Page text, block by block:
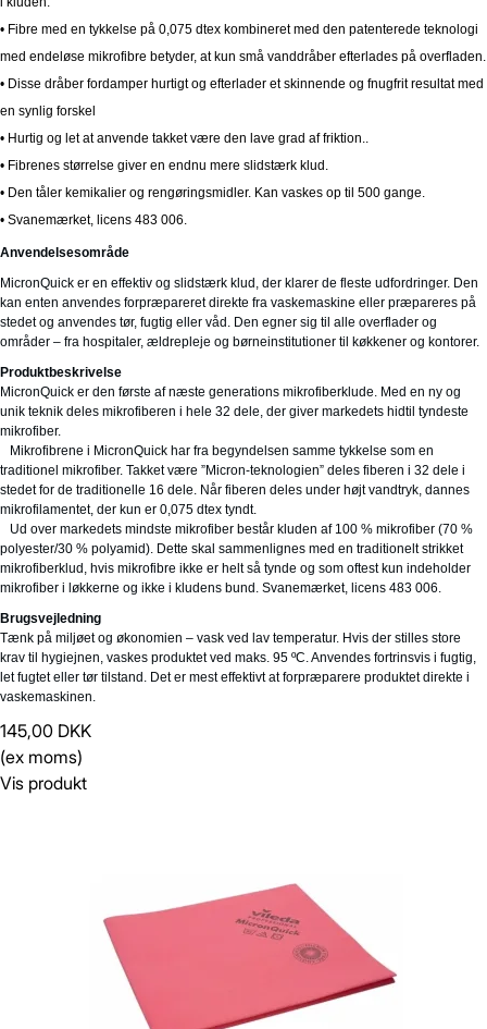
• Fibre med en tykkelse på 0,075 dtex kombineret med den patenterede teknologi
med endeløse mikrofibre betyder, at kun små vanddråber efterlades på overfladen.
• Disse dråber fordamper hurtigt og efterlader et skinnende og fnugfrit resultat med
en synlig forskel
• Hurtig og let at anvende takket være den lave grad af friktion..
• Fibrenes størrelse giver en endnu mere slidstærk klud.
• Den tåler kemikalier og rengøringsmidler. Kan vaskes op til 500 gange.
• Svanemærket, licens 483 006.
Anvendelsesområde
MicronQuick er en effektiv og slidstærk klud, der klarer de fleste udfordringer. Den
kan enten anvendes forpræpareret direkte fra vaskemaskine eller præpareres på
stedet og anvendes tør, fugtig eller våd. Den egner sig til alle overflader og
områder – fra hospitaler, ældrepleje og børneinstitutioner til køkkener og kontorer.
Produktbeskrivelse
MicronQuick er den første af næste generations mikrofiberklude. Med en ny og
unik teknik deles mikrofiberen i hele 32 dele, der giver markedets hidtil tyndeste
mikrofiber.
Mikrofibrene i MicronQuick har fra begyndelsen samme tykkelse som en
traditionel mikrofiber. Takket være ”Micron-teknologien” deles fiberen i 32 dele i
stedet for de traditionelle 16 dele. Når fiberen deles under højt vandtryk, dannes
mikrofilamentet, der kun er 0,075 dtex tyndt.
Ud over markedets mindste mikrofiber består kluden af 100 % mikrofiber (70 %
polyester/30 % polyamid). Dette skal sammenlignes med en traditionelt strikket
mikrofiberklud, hvis mikrofibre ikke er helt så tynde og som oftest kun indeholder
mikrofiber i løkkerne og ikke i kludens bund. Svanemærket, licens 483 006.
Brugsvejledning
Tænk på miljøet og økonomien – vask ved lav temperatur. Hvis der stilles store
krav til hygiejnen, vaskes produktet ved maks. 95 ºC. Anvendes fortrinsvis i fugtig,
let fugtet eller tør tilstand. Det er mest effektivt at forpræparere produktet direkte i
vaskemaskinen.
145,00 DKK
(ex moms)
Vis produkt
Gem Luk vindue